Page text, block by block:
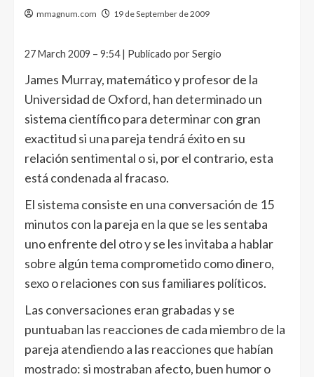
mmagnum.com 19 de September de 2009
27 March 2009 – 9:54 | Publicado por Sergio
James Murray, matemático y profesor de la
Universidad de Oxford, han determinado un
sistema científico para determinar con gran
exactitud si una pareja tendrá éxito en su
relación sentimental o si, por el contrario, esta
está condenada al fracaso.
El sistema consiste en una conversación de 15
minutos con la pareja en la que se les sentaba
uno enfrente del otro y se les invitaba a hablar
sobre algún tema comprometido como dinero,
sexo o relaciones con sus familiares políticos.
Las conversaciones eran grabadas y se
puntuaban las reacciones de cada miembro de la
pareja atendiendo a las reacciones que habían
mostrado: si mostraban afecto, buen humor o